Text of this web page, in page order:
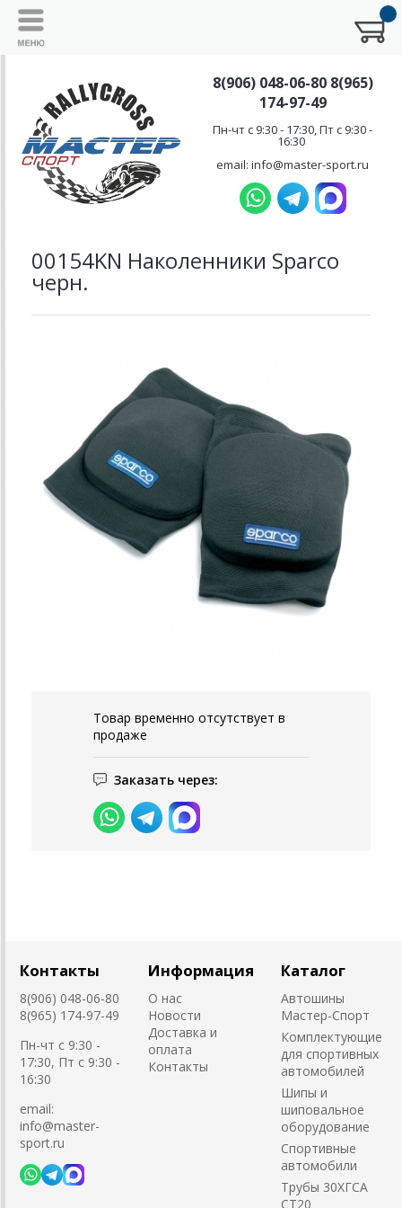
8(906) 048-06-80 8(965)
174-97-49
Пн-чт с 9:30 - 17:30, Пт с 9:30 -
16:30
email: info@master-sport.ru
00154KN Наколенники Sparco
черн.
Товар временно отсутствует в
продаже
Заказать через:
Контакты
8(906) 048-06-80
8(965) 174-97-49
Пн-чт с 9:30 -
17:30, Пт с 9:30 -
16:30
email:
info@master-
sport.ru
Информация
О нас
Новости
Доставка и
оплата
Контакты
Каталог
Автошины
Мастер-Спорт
Комплектующие
для спортивных
автомобилей
Шипы и
шиповальное
оборудование
Cпортивные
автомобили
Трубы 30ХГСА
СТ20